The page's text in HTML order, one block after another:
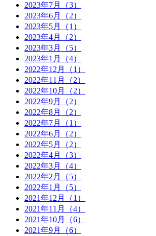
2023年7月（3）
2023年6月（2）
2023年5月（1）
2023年4月（2）
2023年3月（5）
2023年1月（4）
2022年12月（1）
2022年11月（2）
2022年10月（2）
2022年9月（2）
2022年8月（2）
2022年7月（1）
2022年6月（2）
2022年5月（2）
2022年4月（3）
2022年3月（4）
2022年2月（5）
2022年1月（5）
2021年12月（1）
2021年11月（4）
2021年10月（6）
2021年9月（6）